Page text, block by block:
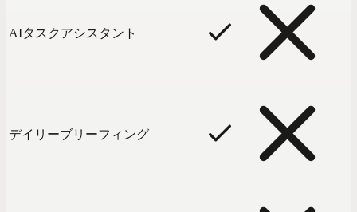
AIタスクアシスタント
デイリーブリーフィング